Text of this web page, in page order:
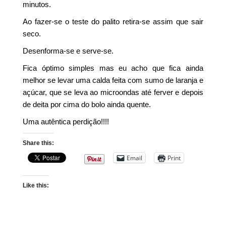
minutos.
Ao fazer-se o teste do palito retira-se assim que sair
seco.
Desenforma-se e serve-se.
Fica óptimo simples mas eu acho que fica ainda
melhor se levar uma calda feita com sumo de laranja e
açúcar, que se leva ao microondas até ferver e depois
de deita por cima do bolo ainda quente.
Uma autêntica perdição!!!!
Share this:
Email Print
Like this: